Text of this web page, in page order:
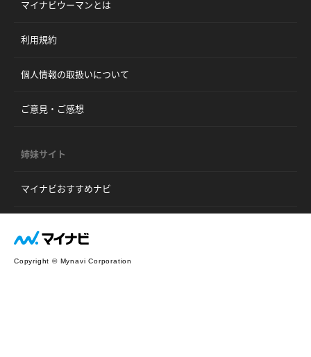
マイナビウーマンとは
利用規約
個人情報の取扱いについて
ご意見・ご感想
姉妹サイト
マイナビおすすめナビ
Copyright © Mynavi Corporation